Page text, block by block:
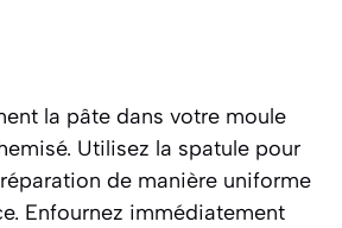
la pâte dans votre moule
Utilisez la spatule pour
de manière uniforme
Enfournez immédiatement